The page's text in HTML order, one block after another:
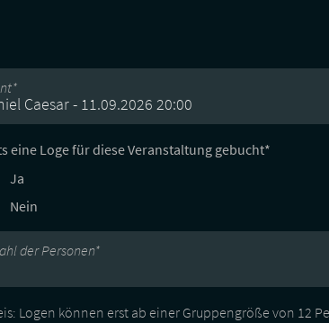
Caesar - 11.09.2026 20:00
eine Loge für diese Veranstaltung gebucht*
Ja
Nein
der Personen*
Logen können erst ab einer Gruppengröße von 12